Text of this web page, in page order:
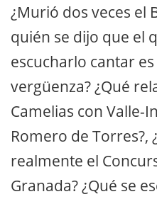
¿Murió dos veces el
quién se dijo que el
escucharlo cantar
vergüenza? ¿Qué
Camelias con Valle-
Romero de Torres?,
realmente el
Granada? ¿Qué se